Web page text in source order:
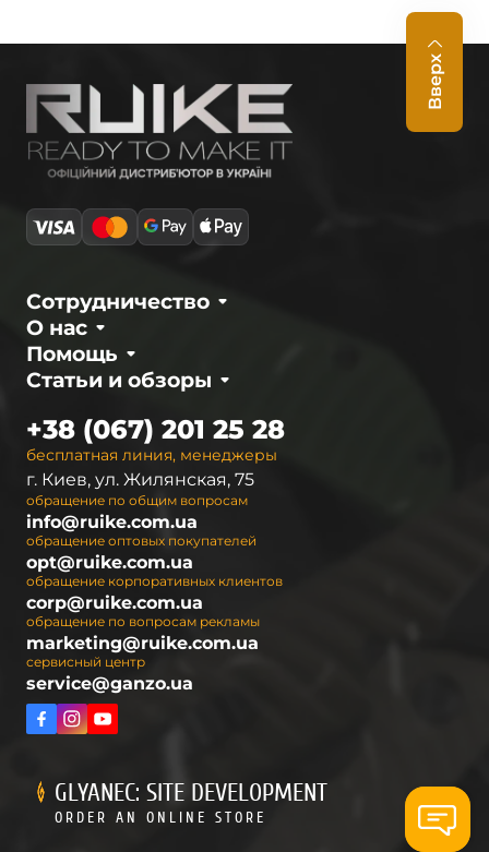
Вверх
О нас
Сотрудничество
Статьи и обзоры
Помощь
бесплатная линия, менеджеры
+38 (067) 201 25 28
г. Киев, ул. Жилянская, 75
обращение по общим вопросам
info@ruike.com.ua
обращение оптовых покупателей
opt@ruike.com.ua
обращение корпоративных клиентов
corp@ruike.com.ua
обращение по вопросам рекламы
marketing@ruike.com.ua
сервисный центр
service@ganzo.ua
GLYANEC: SITE DEVELOPMENT
ORDER AN ONLINE STORE